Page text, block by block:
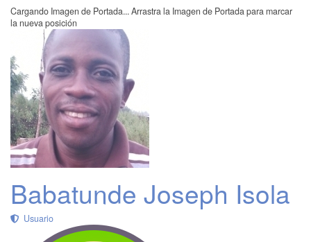
Cargando Imagen de Portada... Arrastra la Imagen de Portada para marcar
la nueva posición
Babatunde Joseph Isola
Usuario